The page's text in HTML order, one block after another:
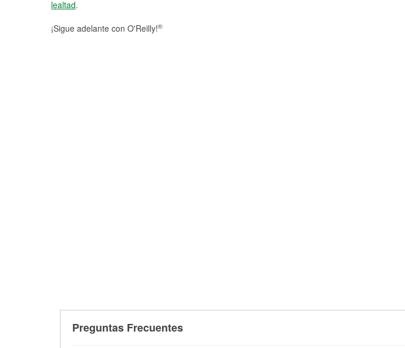
lealtad.
¡Sigue adelante con O'Reilly!®
Preguntas Frecuentes